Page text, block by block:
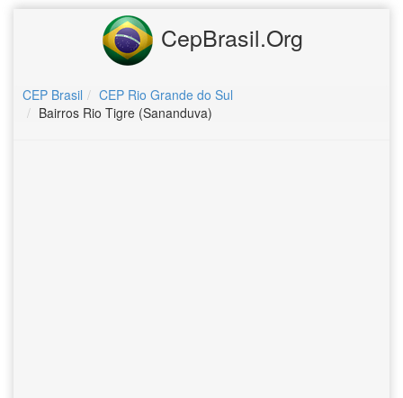
CepBrasil.Org
CEP Brasil
CEP Rio Grande do Sul
Bairros Rio Tigre (Sananduva)